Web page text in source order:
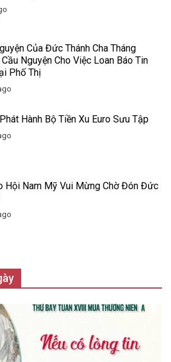
Của Đức Thánh Cha Tháng
Nguyện Cho Việc Loan Báo Tin
Phố Thị
Hành Bộ Tiền Xu Euro Sưu Tập
Hội Nam Mỹ Vui Mừng Chờ Đón Đức